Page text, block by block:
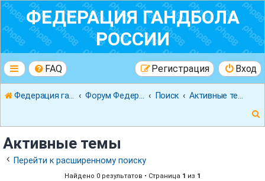
ФЕДЕРАЦИЯ ГАНДБОЛА
РОССИИ
FAQ Вход
Регистрация
Федерация гандбола России Поиск
Активные темы
Перейти к расширенному поиску
Найдено 0 результатов • Страница 1 из 1